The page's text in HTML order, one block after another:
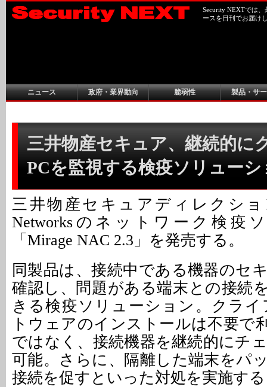
Security NEXTでは
ースを日刊でお届け
ニュース 政府・業界動向 脆弱性 製品・サ
三井物産セキュア、継続的に
PCを監視する検疫ソリュー
三井物産セキュアディレクショ
Networksのネットワーク検疫
「Mirage NAC 2.3」を発売する。
同製品は、接続中である機器のセ
確認し、問題がある端末との接続
きる検疫ソリューション。クライ
トウェアのインストールは不要で
ではなく、接続機器を継続的にチ
可能。さらに、隔離した端末をパ
接続を促すといった対処を実施す